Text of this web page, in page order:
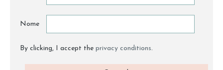
Nome
By clicking, I accept the privacy conditions.